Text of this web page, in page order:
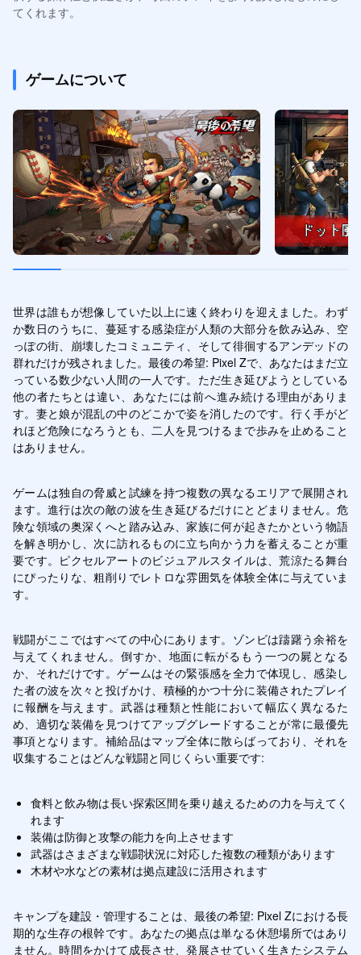
てくれます。
ゲームについて
世界は誰もが想像していた以上に速く終わりを迎えました。わず
か数日のうちに、蔓延する感染症が人類の大部分を飲み込み、空
っぽの街、崩壊したコミュニティ、そして徘徊するアンデッドの
群れだけが残されました。最後の希望: Pixel Zで、あなたはまだ立
っている数少ない人間の一人です。ただ生き延びようとしている
他の者たちとは違い、あなたには前へ進み続ける理由がありま
す。妻と娘が混乱の中のどこかで姿を消したのです。行く手がど
れほど危険になろうとも、二人を見つけるまで歩みを止めること
はありません。
ゲームは独自の脅威と試練を持つ複数の異なるエリアで展開され
ます。進行は次の敵の波を生き延びるだけにとどまりません。危
険な領域の奥深くへと踏み込み、家族に何が起きたかという物語
を解き明かし、次に訪れるものに立ち向かう力を蓄えることが重
要です。ピクセルアートのビジュアルスタイルは、荒涼たる舞台
にぴったりな、粗削りでレトロな雰囲気を体験全体に与えていま
す。
戦闘がここではすべての中心にあります。ゾンビは躊躇う余裕を
与えてくれません。倒すか、地面に転がるもう一つの屍となる
か、それだけです。ゲームはその緊張感を全力で体現し、感染し
た者の波を次々と投げかけ、積極的かつ十分に装備されたプレイ
に報酬を与えます。武器は種類と性能において幅広く異なるた
め、適切な装備を見つけてアップグレードすることが常に最優先
事項となります。補給品はマップ全体に散らばっており、それを
収集することはどんな戦闘と同じくらい重要です:
食料と飲み物は長い探索区間を乗り越えるための力を与えてく
れます
装備は防御と攻撃の能力を向上させます
武器はさまざまな戦闘状況に対応した複数の種類があります
木材や水などの素材は拠点建設に活用されます
キャンプを建設・管理することは、最後の希望: Pixel Zにおける長
期的な生存の根幹です。あなたの拠点は単なる休憩場所ではあり
ません。時間をかけて成長させ、発展させていく生きたシステム